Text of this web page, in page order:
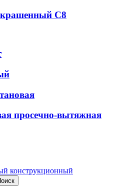
С8
просечно-вытяжная
конструкционный